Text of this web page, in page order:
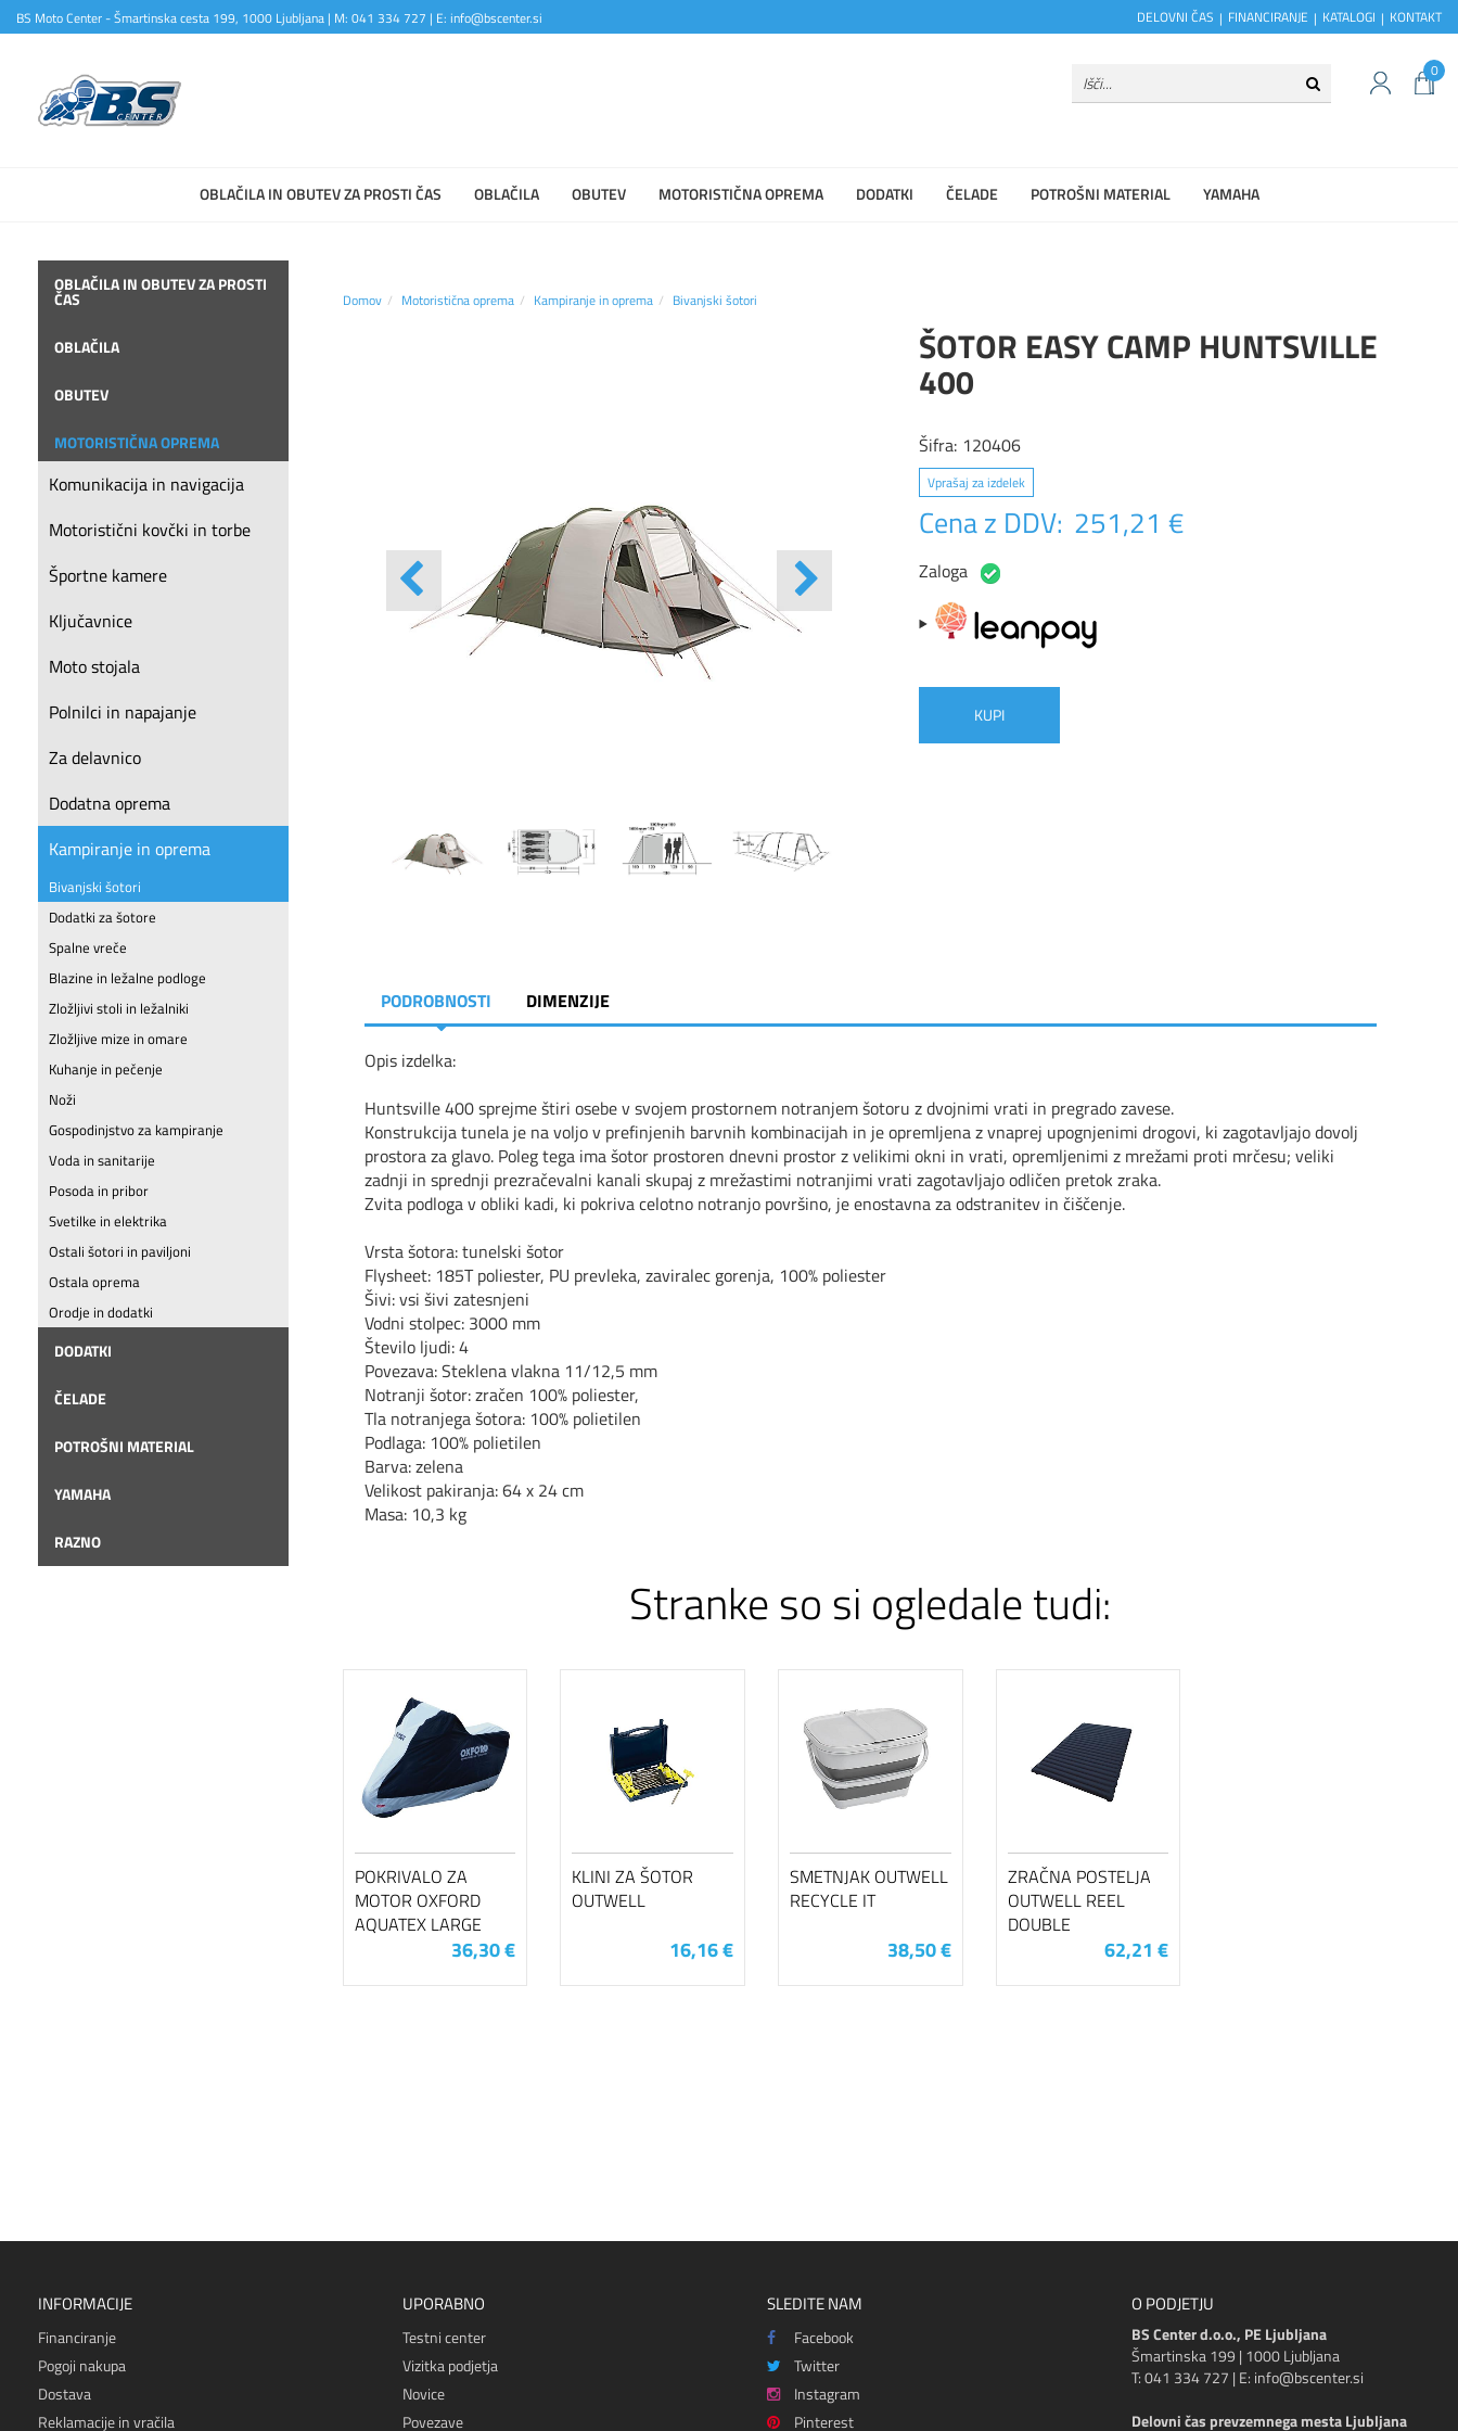
BS Moto Center - Šmartinska cesta 199, 1000 Ljubljana | M: 041 334 727 | E: info@bscenter.si DELOVNI ČAS FINANCIRANJE KATALOGI KONTAKT
0
OBLAČILA IN OBUTEV ZA PROSTI ČAS OBLAČILA OBUTEV MOTORISTIČNA OPREMA DODATKI ČELADE POTROŠNI MATERIAL YAMAHA
OBLAČILA IN OBUTEV ZA PROSTI
ČAS
OBLAČILA
OBUTEV
MOTORISTIČNA OPREMA
Komunikacija in navigacija
Motoristični kovčki in torbe
Športne kamere
Ključavnice
Moto stojala
Polnilci in napajanje
Za delavnico
Dodatna oprema
Kampiranje in oprema
Bivanjski šotori
Dodatki za šotore
Spalne vreče
Blazine in ležalne podloge
Zložljivi stoli in ležalniki
Zložljive mize in omare
Kuhanje in pečenje
Noži
Gospodinjstvo za kampiranje
Voda in sanitarije
Posoda in pribor
Svetilke in elektrika
Ostali šotori in paviljoni
Ostala oprema
Orodje in dodatki
DODATKI
ČELADE
POTROŠNI MATERIAL
YAMAHA
RAZNO
Domov Motoristična oprema Kampiranje in oprema Bivanjski šotori
ŠOTOR EASY CAMP HUNTSVILLE
400
Šifra: 120406
Vprašaj za izdelek
Cena z DDV: 251,21 €
Zaloga
KUPI
PODROBNOSTI DIMENZIJE
Opis izdelka:
Huntsville 400 sprejme štiri osebe v svojem prostornem notranjem šotoru z dvojnimi vrati in pregrado zavese.
Konstrukcija tunela je na voljo v prefinjenih barvnih kombinacijah in je opremljena z vnaprej upognjenimi drogovi, ki zagotavljajo dovolj
prostora za glavo. Poleg tega ima šotor prostoren dnevni prostor z velikimi okni in vrati, opremljenimi z mrežami proti mrčesu; veliki
zadnji in sprednji prezračevalni kanali skupaj z mrežastimi notranjimi vrati zagotavljajo odličen pretok zraka.
Zvita podloga v obliki kadi, ki pokriva celotno notranjo površino, je enostavna za odstranitev in čiščenje.
Vrsta šotora: tunelski šotor
Flysheet: 185T poliester, PU prevleka, zaviralec gorenja, 100% poliester
Šivi: vsi šivi zatesnjeni
Vodni stolpec: 3000 mm
Število ljudi: 4
Povezava: Steklena vlakna 11/12,5 mm
Notranji šotor: zračen 100% poliester,
Tla notranjega šotora: 100% polietilen
Podlaga: 100% polietilen
Barva: zelena
Velikost pakiranja:64 x 24 cm
Masa: 10,3 kg
Stranke so si ogledale tudi:
POKRIVALO ZA
MOTOR OXFORD
AQUATEX LARGE
36,30 €
KLINI ZA ŠOTOR
OUTWELL
16,16 €
SMETNJAK OUTWELL
RECYCLE IT
38,50 €
ZRAČNA POSTELJA
OUTWELL REEL
DOUBLE
62,21 €
INFORMACIJE
Financiranje
Pogoji nakupa
Dostava
Reklamacije in vračila
UPORABNO
Testni center
Vizitka podjetja
Novice
Povezave
SLEDITE NAM
Facebook
Twitter
Instagram
Pinterest
O PODJETJU
BS Center d.o.o., PE Ljubljana
Šmartinska 199 | 1000 Ljubljana
T: 041 334 727 | E: info@bscenter.si
Delovni čas prevzemnega mesta Ljubljana